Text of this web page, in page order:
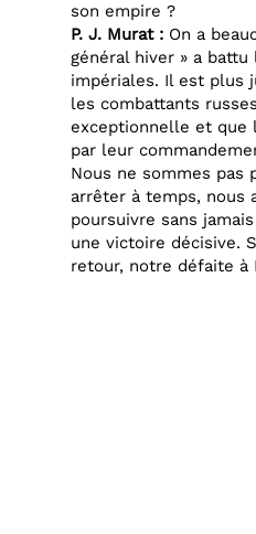
son empire ?
P. J. Murat : On a
général hiver » a
impériales. Il est plus
les combattants
exceptionnelle et que
par leur
Nous ne sommes pas
arrêter à temps, nous
poursuivre sans
une victoire décisive.
retour, notre défaite à